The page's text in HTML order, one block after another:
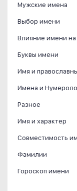
Мужские имена
Выбор имени
Влияние имени
Буквы имени
Имя и
Имена и
Разное
Имя и характер
Совместимость
Фамилии
Гороскоп имени